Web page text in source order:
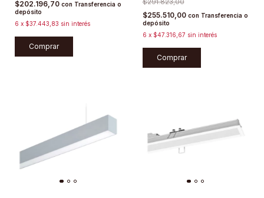
$202.196,70 con Transferencia o
depósito
6 x $37.443,83 sin interés
Comprar
$291.823,00
$255.510,00 con Transferencia o
depósito
6 x $47.316,67 sin interés
Comprar